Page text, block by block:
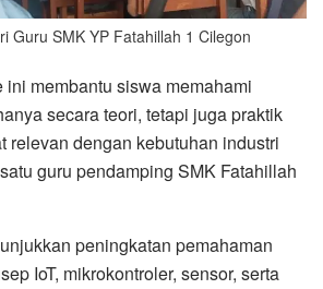
Guru SMK YP Fatahillah 1 Cilegon
ini membantu siswa memahami
secara teori, tetapi juga praktik
relevan dengan kebutuhan industri
guru pendamping SMK Fatahillah
peningkatan pemahaman
IoT, mikrokontroler, sensor, serta